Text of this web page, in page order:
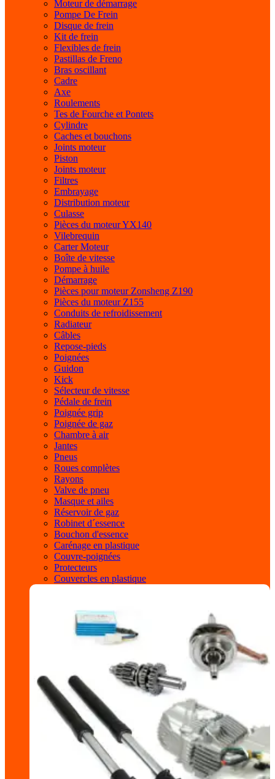
Moteur de démarrage
Pompe De Frein
Disque de frein
Kit de frein
Flexibles de frein
Pastillas de Freno
Bras oscillant
Cadre
Axe
Roulements
Tes de Fourche et Pontets
Cylindre
Caches et bouchons
Joints moteur
Piston
Joints moteur
Filtres
Embrayage
Distribution moteur
Culasse
Pièces du moteur YX140
Vilebrequin
Carter Moteur
Boîte de vitesse
Pompe à huile
Démarrage
Pièces pour moteur Zonsheng Z190
Pièces du moteur Z155
Conduits de refroidissement
Radiateur
Câbles
Repose-pieds
Poignées
Guidon
Kick
Sélecteur de vitesse
Pédale de frein
Poignée grip
Poignée de gaz
Chambre à air
Jantes
Pneus
Roues complètes
Rayons
Valve de pneu
Masque et ailes
Réservoir de gaz
Robinet d´essence
Bouchon d'essence
Carénage en plastique
Couvre-poignées
Protecteurs
Couvercles en plastique